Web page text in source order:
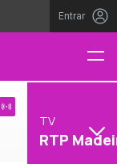
Entrar
TV
RTP